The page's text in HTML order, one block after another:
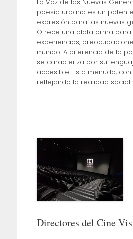
poesía urbana es un
expresión para las nuevas
Ofrece una plataforma para
experiencias,
mundo. A diferencia de la
se caracteriza por su
accesible. Es a menudo,
reflejando la realidad social
Directores del Cine